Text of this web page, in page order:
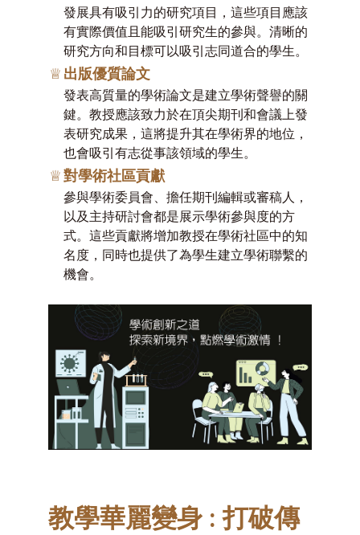
發展具有吸引力的研究項目，這些項目應該
有實際價值且能吸引研究生的參與。清晰的
研究方向和目標可以吸引志同道合的學生。
♕ 出版優質論文
發表高質量的學術論文是建立學術聲譽的關
鍵。教授應該致力於在頂尖期刊和會議上發
表研究成果，這將提升其在學術界的地位，
也會吸引有志從事該領域的學生。
♕對學術社區貢獻
參與學術委員會、擔任期刊編輯或審稿人，
以及主持研討會都是展示學術參與度的方
式。這些貢獻將增加教授在學術社區中的知
名度，同時也提供了為學生建立學術聯繫的
機會。
教學華麗變身 : 打破傳